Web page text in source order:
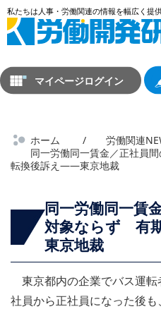
マイページログイン
ホーム
労働関連
同一労働同一賃金／正社員
転換後訴え――東京地裁
同一労働同一賃
対象ならず 有
東京地裁
東京都内の企業でバス運転
社員から正社員になった後